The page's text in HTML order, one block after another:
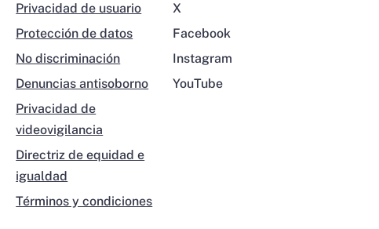
Privacidad de usuario
Protección de datos
No discriminación
Denuncias antisoborno
Privacidad de
videovigilancia
Directriz de equidad e
igualdad
Términos y condiciones
X
Facebook
Instagram
YouTube